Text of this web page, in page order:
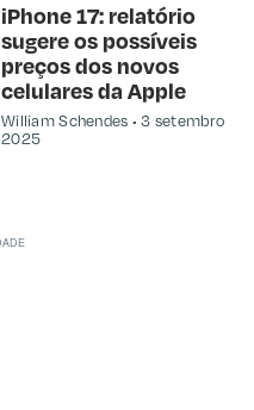
iPhone 17: relatório
sugere os possíveis
preços dos novos
celulares da Apple
William Schendes
3 setembro
2025